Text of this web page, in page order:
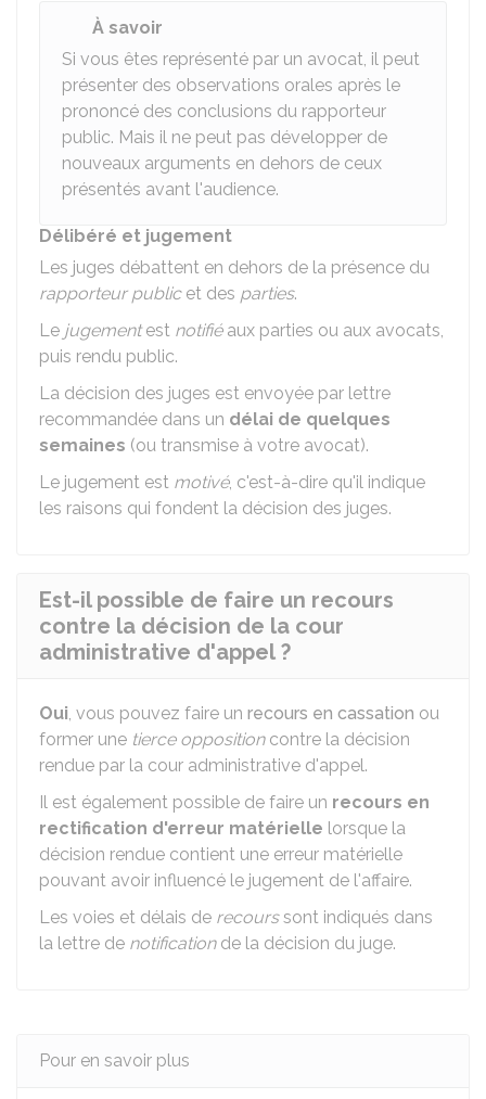
À savoir
Si vous êtes représenté par un avocat, il peut
présenter des observations orales après le
prononcé des conclusions du rapporteur
public. Mais il ne peut pas développer de
nouveaux arguments en dehors de ceux
présentés avant l'audience.
Délibéré et jugement
Les juges débattent en dehors de la présence du
rapporteur publicet des parties.
Le jugementest notifiéaux parties ou aux avocats,
puis rendu public.
La décision des juges est envoyée par lettre
recommandée dans un délai de quelques
semaines (ou transmise à votre avocat).
Le jugement est motivé, c'est-à-dire qu'il indique
les raisons qui fondent la décision des juges.
Est-il possible de faire un recours
contre la décision de la cour
administrative d'appel ?
Oui, vous pouvez faire un recours en cassation ou
former une tierce oppositioncontre la décision
rendue par la cour administrative d'appel.
Il est également possible de faire un recours en
rectification d'erreur matérielle lorsque la
décision rendue contient une erreur matérielle
pouvant avoir influencé le jugement de l'affaire.
Les voies et délais de recourssont indiqués dans
la lettre de notificationde la décision du juge.
Pour en savoir plus